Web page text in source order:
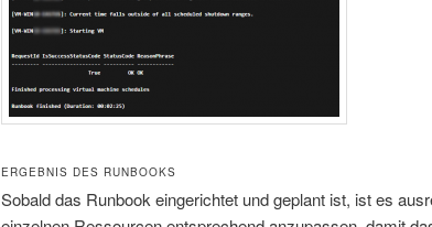
ERGEBNIS DES RUNBOOKS
Sobald das Runbook eingerichtet und geplant ist, ist es